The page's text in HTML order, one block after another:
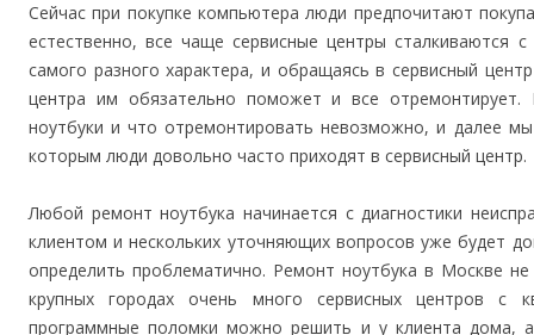
Сейчас при покупке компьютера люди предпочитают
естественно, все чаще сервисные центры сталкиваются
самого разного характера, и обращаясь в сервисный
центра им обязательно поможет и все
ноутбуки и что отремонтировать невозможно, и далее
которым люди довольно часто приходят в сервисный центр.
Любой ремонт ноутбука начинается с диагностики
клиентом и нескольких уточняющих вопросов уже будет
определить проблематично. Ремонт ноутбука в Москве
крупных городах очень много сервисных центров с
программные поломки можно решить и у клиента дома,